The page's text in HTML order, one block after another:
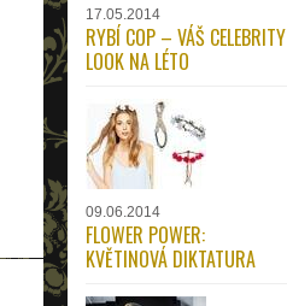
17.05.2014
RYBÍ COP – VÁŠ CELEBRITY
LOOK NA LÉTO
09.06.2014
FLOWER POWER:
KVĚTINOVÁ DIKTATURA